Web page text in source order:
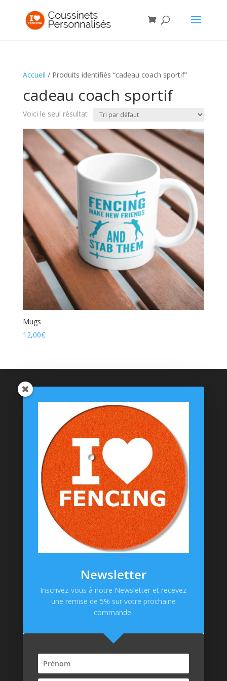
Accueil / Produits identifiés “cadeau coach sportif”
cadeau coach sportif
Voici le seul résultat
Mugs
12,00€
Catégories de produits
Coussinets Personnalisés
T-shirts
Chaussettes
Goodies
Informations
Messagerie Facebook
Mentions Légales
Politique de confidentialité
Paiement en ligne
Newsletter
Inscrivez-vous à notre Newsletter et recevez
une remise de 5% sur votre prochaine
commande.